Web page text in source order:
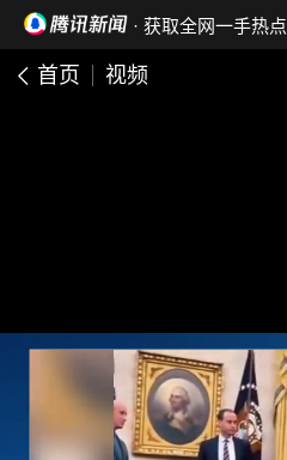
· 获取全网一手热点
首页 视频